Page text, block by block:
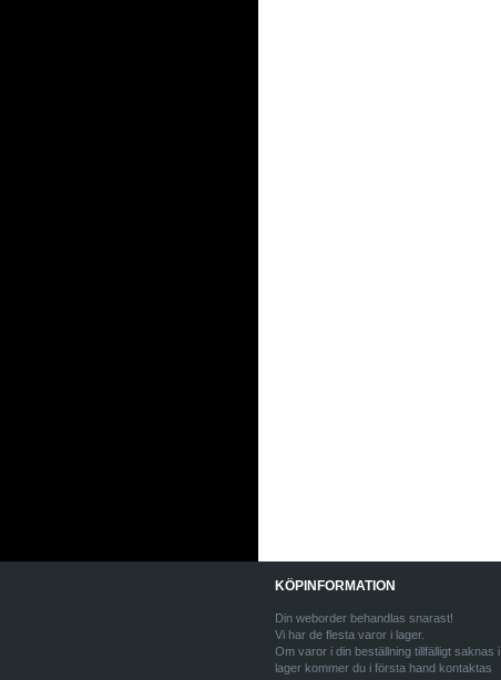
KÖPINFORMATION
Din weborder behandlas snarast!
Vi har de flesta varor i lager.
Om varor i din beställning tillfälligt saknas i
lager kommer du i första hand kontaktas